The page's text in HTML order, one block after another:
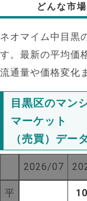
NEW!
NEW!
どんな市
ネオマイム中目黒
す。最新の平均価
流通量や価格変化
目黒区のマン
マーケット
（売買）データ
2026/07
平